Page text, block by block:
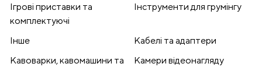
Ігрові приставки та
комплектуючі
Інструменти для грумінгу
Інше
Кабелі та адаптери
Кавоварки, кавомашини та
Камери відеонагляду